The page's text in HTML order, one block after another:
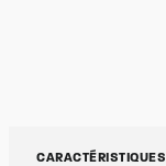
CARACTÉRISTIQUES